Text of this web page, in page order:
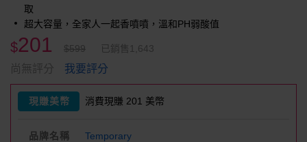
取
超大容量，全家人一起香噴噴，溫和PH弱酸值
$201 $599 已銷售1,643
尚無評分 我要評分
現賺美幣 消費現賺 201 美幣
品牌名稱 Temporary